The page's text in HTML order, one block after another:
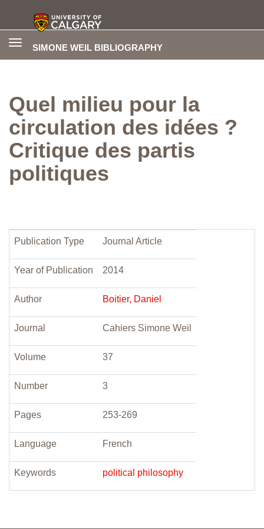
SIMONE WEIL BIBLIOGRAPHY
Toggle
Quel milieu pour la
circulation des idées ?
Critique des partis
politiques
Publication Type Journal Article
Year of Publication 2014
Author Boitier, Daniel
Journal Cahiers Simone Weil
Volume 37
Number 3
Pages 253-269
Language French
Keywords political philosophy